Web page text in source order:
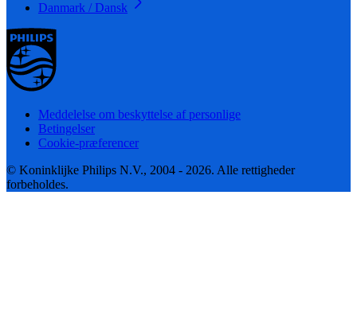
Danmark / Dansk
Meddelelse om beskyttelse af personlige
Betingelser
Cookie-præferencer
© Koninklijke Philips N.V., 2004 - 2026. Alle rettigheder
forbeholdes.